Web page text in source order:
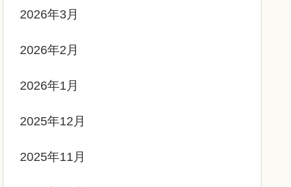
2026年3月
2026年2月
2026年1月
2025年12月
2025年11月